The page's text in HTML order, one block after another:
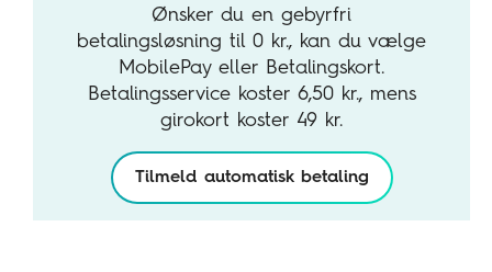
Ønsker du en gebyrfri
betalingsløsning til 0 kr., kan du vælge
MobilePay eller Betalingskort.
Betalingsservice koster 6,50 kr., mens
girokort koster 49 kr.
Tilmeld automatisk betaling